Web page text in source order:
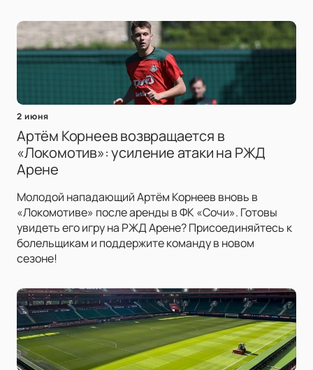
2 июня
Артём Корнеев возвращается в
«Локомотив»: усиление атаки на РЖД
Арене
Молодой нападающий Артём Корнеев вновь в
«Локомотиве» после аренды в ФК «Сочи». Готовы
увидеть его игру на РЖД Арене? Присоединяйтесь к
болельщикам и поддержите команду в новом
сезоне!